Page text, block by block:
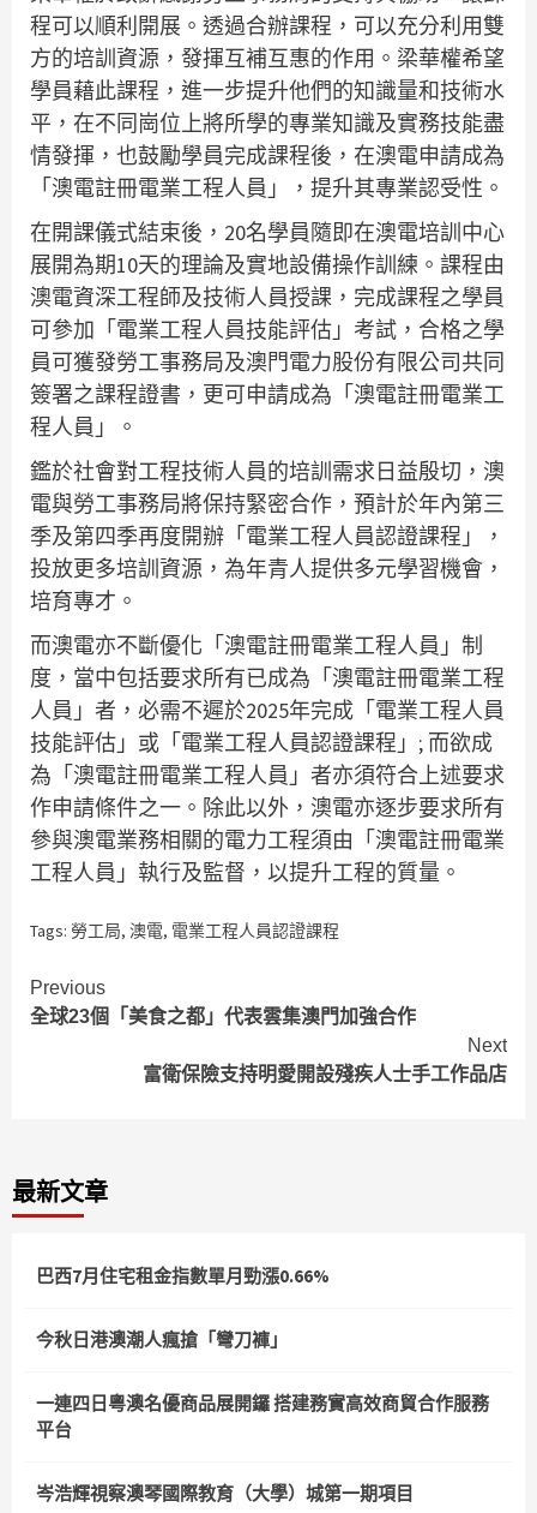
程可以順利開展。透過合辦課程，可以充分利用雙
方的培訓資源，發揮互補互惠的作用。梁華權希望
學員藉此課程，進一步提升他們的知識量和技術水
平，在不同崗位上將所學的專業知識及實務技能盡
情發揮，也鼓勵學員完成課程後，在澳電申請成為
「澳電註冊電業工程人員」，提升其專業認受性。
在開課儀式結束後，20名學員隨即在澳電培訓中心
展開為期10天的理論及實地設備操作訓練。課程由
澳電資深工程師及技術人員授課，完成課程之學員
可參加「電業工程人員技能評估」考試，合格之學
員可獲發勞工事務局及澳門電力股份有限公司共同
簽署之課程證書，更可申請成為「澳電註冊電業工
程人員」。
鑑於社會對工程技術人員的培訓需求日益殷切，澳
電與勞工事務局將保持緊密合作，預計於年內第三
季及第四季再度開辦「電業工程人員認證課程」，
投放更多培訓資源，為年青人提供多元學習機會，
培育專才。
而澳電亦不斷優化「澳電註冊電業工程人員」制
度，當中包括要求所有已成為「澳電註冊電業工程
人員」者，必需不遲於2025年完成「電業工程人員
技能評估」或「電業工程人員認證課程」; 而欲成
為「澳電註冊電業工程人員」者亦須符合上述要求
作申請條件之一。除此以外，澳電亦逐步要求所有
參與澳電業務相關的電力工程須由「澳電註冊電業
工程人員」執行及監督，以提升工程的質量。
Tags: 勞工局, 澳電, 電業工程人員認證課程
Continue
Reading
Previous
全球23個「美食之都」代表雲集澳門加強合作
Next
富衛保險支持明愛開設殘疾人士手工作品店
最新文章
巴西7月住宅租金指數單月勁漲0.66%
今秋日港澳潮人瘋搶「彎刀褲」
一連四日粵澳名優商品展開鑼 搭建務實高效商貿合作服務
平台
岑浩輝視察澳琴國際教育（大學）城第一期項目